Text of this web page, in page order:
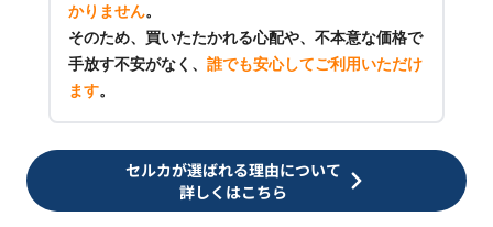
かりません。
そのため、買いたたかれる心配や、不本意な価格で
手放す不安がなく、 誰でも安心してご利用いただけ
ます。
セルカが選ばれる理由について
詳しくはこちら